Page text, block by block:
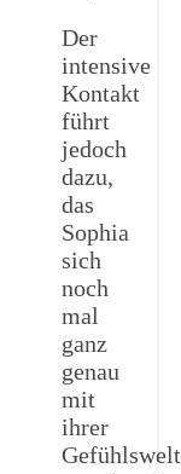
Der
intensive
Kontakt
führt
jedoch
dazu,
das
Sophia
sich
noch
mal
ganz
genau
mit
ihrer
Gefühlswelt